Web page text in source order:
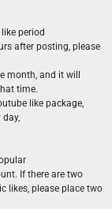
period
after posting, please
month, and it will
time.
like package,
day,
If there are two
likes, please place two